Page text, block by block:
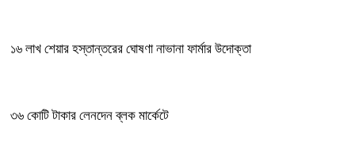
১৬ লাখ শেয়ার হস্তান্তরের ঘোষণা নাভানা ফার্মার উদোক্তা
৩৬ কোটি টাকার লেনদেন ব্লক মার্কেটে